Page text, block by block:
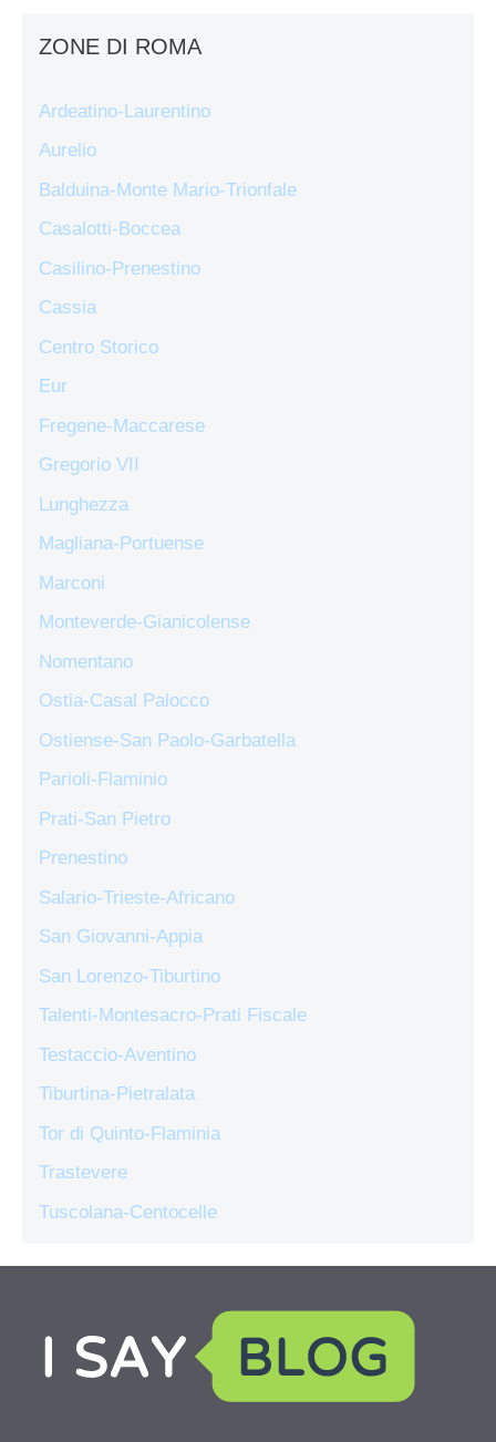
ZONE DI ROMA
Ardeatino-Laurentino
Aurelio
Balduina-Monte Mario-Trionfale
Casalotti-Boccea
Casilino-Prenestino
Cassia
Centro Storico
Eur
Fregene-Maccarese
Gregorio VII
Lunghezza
Magliana-Portuense
Marconi
Monteverde-Gianicolense
Nomentano
Ostia-Casal Palocco
Ostiense-San Paolo-Garbatella
Parioli-Flaminio
Prati-San Pietro
Prenestino
Salario-Trieste-Africano
San Giovanni-Appia
San Lorenzo-Tiburtino
Talenti-Montesacro-Prati Fiscale
Testaccio-Aventino
Tiburtina-Pietralata
Tor di Quinto-Flaminia
Trastevere
Tuscolana-Centocelle